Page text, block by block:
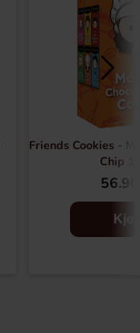
Friends Cookies -
Chip